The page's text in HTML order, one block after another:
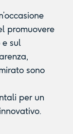
promuovere
sul
sono
per un